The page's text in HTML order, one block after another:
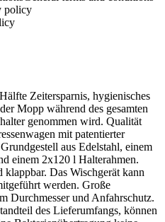
policy
Zeitersparnis, hygienisches
Mopp während des gesamten
genommen wird. Qualität
mit patentierter
aus Edelstahl, einem
einem 2x120 l Halterahmen.
Das Wischgerät kann
werden. Große
Durchmesser und Anfahrschutz.
des Lieferumfangs, können